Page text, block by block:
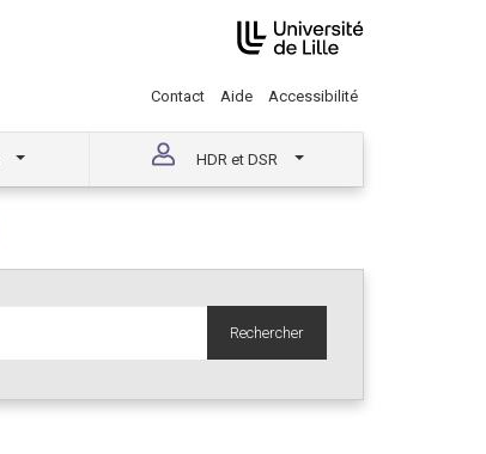
Contact Aide Accessibilité
HDR et DSR
Rechercher